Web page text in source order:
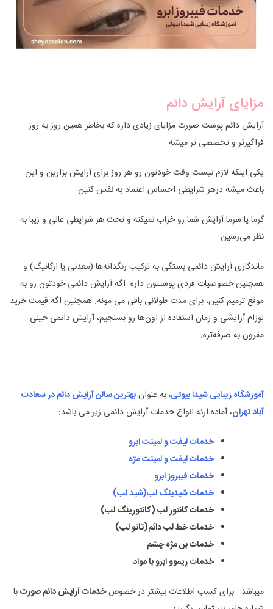
مزایای آرایش دائم
آرایش دائم پوست صورت مزایای زیادی داره که بخاطر همین روز به روز
فراگیرتر و تخصصی تر میشه.
یکی اینکه لازم نیست وقت خودتون رو هر روز برای آرایش بزارین و این
باعث میشه درهر شرایطی احساس اعتماد به نفس کنین.
گرما یا سرما آرایش شما رو خراب نمیکنه و تحت هر شرایطی عالی و زیبا به
نظر می‌رسین.
ماندگاری آرایش دائمی بستگی به ترکیب رنگدانه‌ها (معدنی یا ارگانیگ) و
همچنین خصوصیات فردی پوستتون داره. اگه آرایش دائمی خودتون رو به
موقع ترمیم کنین، برای مدت طولانی باقی می مونه. همچنین اگه قیمت خرید
لوزام آرایشی و زمان استفاده از اون‌ها رو بسنجیم، آرایش دائمی خیلی
مقرون به صرفه‌تره.
آموزشگاه زیبایی شیدا بیوتی،به عنوانبهترین سالن آرایش دائم در سعادت
آباد تهران، آماده ارئه انواع خدمات آرایش دائمی زیر می باشد:
خدمات لیفت و لمینت ابرو
خدمات لیفت و لمینت مژه
خدمات فیبروز ابرو
خدمات شیدینگ لب(شید لب)
خدمات کانتور لب (کانتورینگ لب)
خدمات خط لب دائم(تاتو لب)
خدمات بن مژه چشم
خدمات ریموو ابرو با مواد
میباشد. برای کسب اطلاعات بیشتر در خصوصخدمات آرایش دائم صورتبا